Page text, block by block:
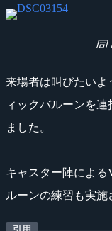
同
来場者は叫びたいよ
ィックバルーンを
ました。
キャスター陣によ
ルーンの練習も実施